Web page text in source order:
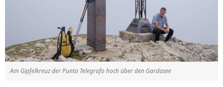
Am Gipfelkreuz der Punta Telegrafo hoch über den Gardasee